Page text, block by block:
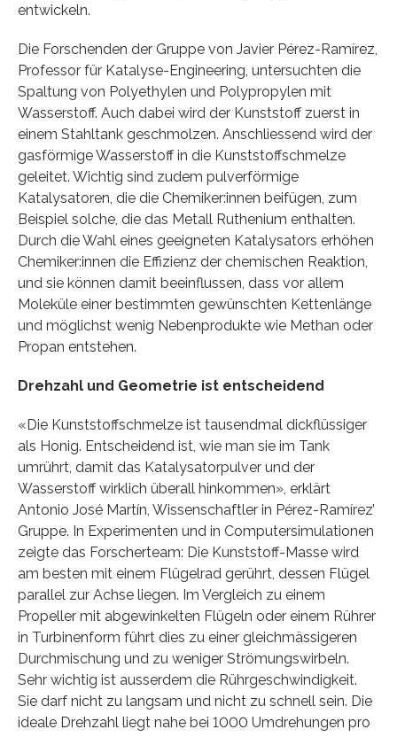
entwickeln.
Die Forschenden der Gruppe von Javier Pérez-Ramírez,
Professor für Katalyse-Engineering, untersuchten die
Spaltung von Polyethylen und Polypropylen mit
Wasserstoff. Auch dabei wird der Kunststoff zuerst in
einem Stahltank geschmolzen. Anschliessend wird der
gasförmige Wasserstoff in die Kunststoffschmelze
geleitet. Wichtig sind zudem pulverförmige
Katalysatoren, die die Chemiker:innen beifügen, zum
Beispiel solche, die das Metall Ruthenium enthalten.
Durch die Wahl eines geeigneten Katalysators erhöhen
Chemiker:innen die Effizienz der chemischen Reaktion,
und sie können damit beeinflussen, dass vor allem
Moleküle einer bestimmten gewünschten Kettenlänge
und möglichst wenig Nebenprodukte wie Methan oder
Propan entstehen.
Drehzahl und Geometrie ist entscheidend
«Die Kunststoffschmelze ist tausendmal dickflüssiger
als Honig. Entscheidend ist, wie man sie im Tank
umrührt, damit das Katalysatorpulver und der
Wasserstoff wirklich überall hinkommen», erklärt
Antonio José Martín, Wissenschaftler in Pérez-Ramírez’
Gruppe. In Experimenten und in Computersimulationen
zeigte das Forscherteam: Die Kunststoff-Masse wird
am besten mit einem Flügelrad gerührt, dessen Flügel
parallel zur Achse liegen. Im Vergleich zu einem
Propeller mit abgewinkelten Flügeln oder einem Rührer
in Turbinenform führt dies zu einer gleichmässigeren
Durchmischung und zu weniger Strömungswirbeln.
Sehr wichtig ist ausserdem die Rührgeschwindigkeit.
Sie darf nicht zu langsam und nicht zu schnell sein. Die
ideale Drehzahl liegt nahe bei 1000 Umdrehungen pro